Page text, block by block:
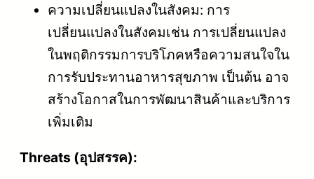
ความเปลี่ยนแปลงในสังคม: การ
เปลี่ยนแปลงในสังคมเช่น การเปลี่ยนแปลง
ในพฤติกรรมการบริโภคหรือความสนใจใน
การรับประทานอาหารสุขภาพ เป็นต้น อาจ
สร้างโอกาสในการพัฒนาสินค้าและบริการ
เพิ่มเติม
Threats (อุปสรรค):